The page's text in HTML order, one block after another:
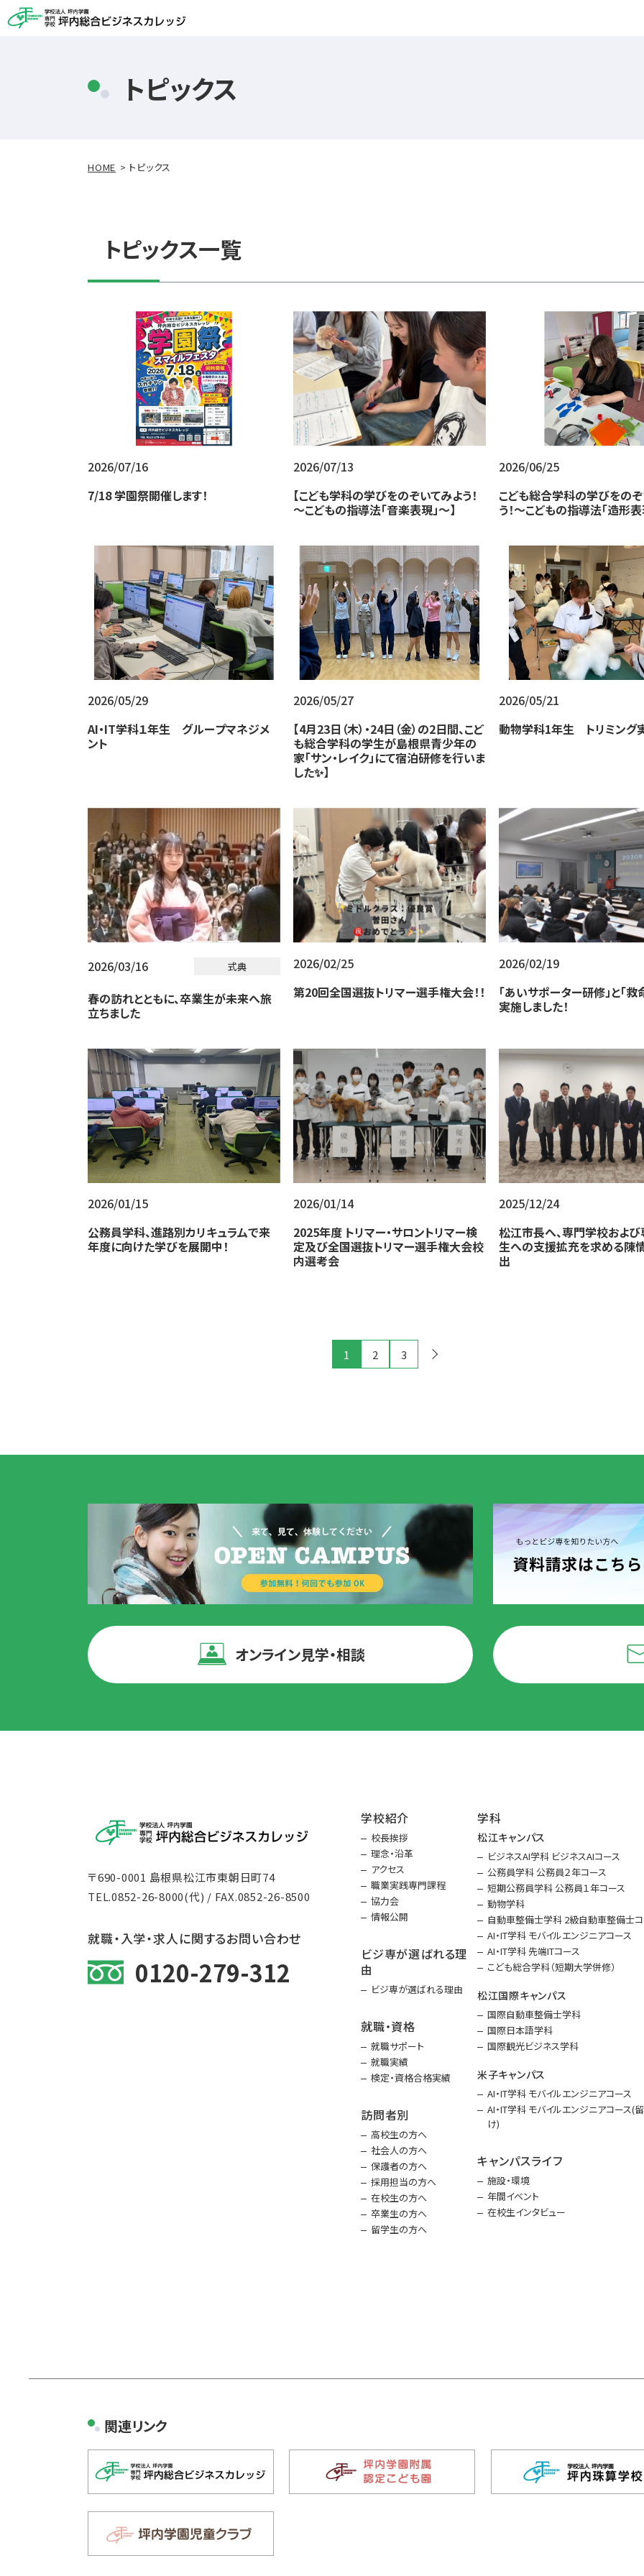
トピックス
HOME トピックス
トピックス一覧
2026/07/16
7/18 学園祭開催します！
2026/07/13
【こども学科の学びをのぞいてみよう！
～こどもの指導法「音楽表現」～】
2026/06/25
こども総合学科の学びをの
う！～こどもの指導法「造形表
2026/05/29
AI・IT学科１年生 グループマネジメ
ント
2026/05/27
【4月23日（木）・24日（金）の2日間、こど
も総合学科の学生が島根県青少年の
家「サン・レイク」にて宿泊研修を行いま
した✨】
2026/05/21
動物学科1年生 トリミング
2026/03/16 式典
春の訪れとともに、卒業生が未来へ旅
立ちました
2026/02/25
第20回全国選抜トリマー選手権大会！！
2026/02/19
「あいサポーター研修」と「救
実施しました！
2026/01/15
公務員学科、進路別カリキュラムで来
年度に向けた学びを展開中！
2026/01/14
2025年度 トリマー・サロントリマー検
定及び全国選抜トリマー選手権大会校
内選考会
2025/12/24
松江市長へ、専門学校およ
生への支援拡充を求める陳
出
1 2 3
オンライン見学・相談
〒690-0001 島根県松江市東朝日町74
TEL.0852-26-8000(代) / FAX.0852-26-8500
就職・入学・求人に関するお問い合わせ
0120-279-312
学校紹介
校長挨拶
理念・沿革
アクセス
職業実践専門課程
協力会
情報公開
ビジ専が選ばれる理
由
ビジ専が選ばれる理由
就職・資格
就職サポート
就職実績
検定・資格合格実績
訪問者別
高校生の方へ
社会人の方へ
保護者の方へ
採用担当の方へ
在校生の方へ
卒業生の方へ
留学生の方へ
学科
松江キャンパス
ビジネスAI学科 ビジネスAIコース
公務員学科 公務員２年コース
短期公務員学科 公務員１年コース
動物学科
自動車整備士学科 2級自動車整備士
AI・IT学科 モバイルエンジニアコース
AI・IT学科 先端ITコース
こども総合学科（短期大学併修）
松江国際キャンパス
国際自動車整備士学科
国際日本語学科
国際観光ビジネス学科
米子キャンパス
AI・IT学科 モバイルエンジニアコース
AI・IT学科 モバイルエンジニアコース(
け)
キャンパスライフ
施設・環境
年間イベント
在校生インタビュー
関連リンク